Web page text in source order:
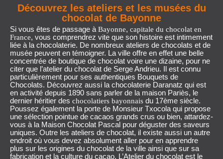
Découvrez les ateliers et les musées du
chocolat de Bayonne
Si vous êtes de passage à Bayonne, capitale du chocolat en
France, vous comprendrez vite que son histoire est intimement
liée à la chocolaterie. De nombreux ateliers de chocolats et de
musée peuvent en témoigner. La ville offre en effet une belle
concentrée de boutique de chocolat voire une dizaine, pour ne
citer que l’atelier du chocolat de Serge Andrieu. Il est connu
particulièrement pour ses authentiques Bouquets de
Chocolats. Découvrez aussi la chocolaterie Daranatz qui est
en activité depuis 1890 sans parler de la maison Pariès, le
dernier héritier des chocolatiers bayonnais du 17ème siècle.
Poussez également la porte de Monsieur Txocola qui propose
une sélection pointue de cacaos grands crus ou bien, attardez-
vous à la Maison Chocolat Pascal pour déguster des saveurs
uniques. Outre les ateliers de chocolat, il existe aussi un autre
endroit où vous devez absolument aller pour en apprendre
plus sur les origines du chocolat de la ville ainsi que sur sa
fabrication et la culture du cacao. L’Atelier du chocolat est le